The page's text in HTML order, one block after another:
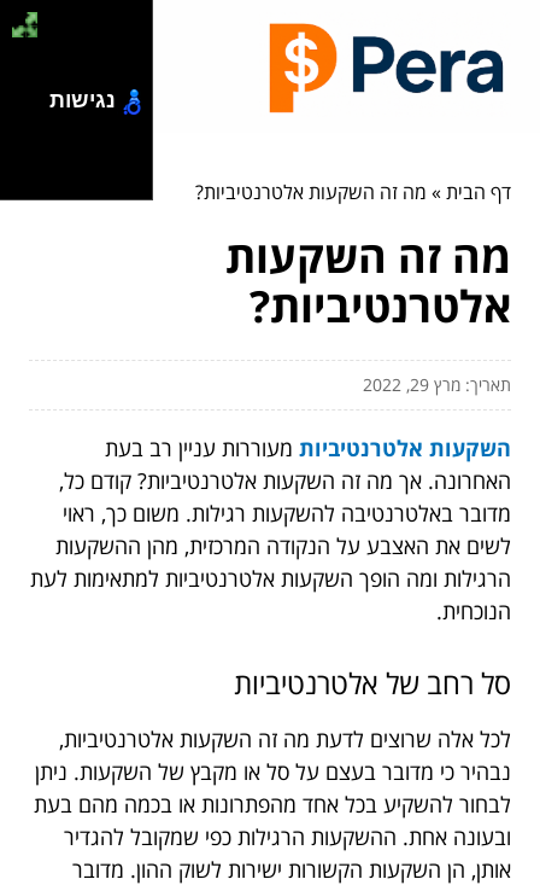
דף הבית» מה זה השקעות אלטרנטיביות?
מה זה השקעות
אלטרנטיביות?
תאריך: מרץ 29, 2022
השקעות אלטרנטיביות מעוררות עניין רב בעת
האחרונה. אך מה זה השקעות אלטרנטיביות? קודם כל,
מדובר באלטרנטיבה להשקעות רגילות. משום כך, ראוי
לשים את האצבע על הנקודה המרכזית, מהן ההשקעות
הרגילות ומה הופך השקעות אלטרנטיביות למתאימות לעת
הנוכחית.
סל רחב של אלטרנטיביות
לכל אלה שרוצים לדעת מה זה השקעות אלטרנטיביות,
נבהיר כי מדובר בעצם על סל או מקבץ של השקעות. ניתן
לבחור להשקיע בכל אחד מהפתרונות או בכמה מהם בעת
ובעונה אחת. ההשקעות הרגילות כפי שמקובל להגדיר
אותן, הן השקעות הקשורות ישירות לשוק ההון. מדובר
נגישות